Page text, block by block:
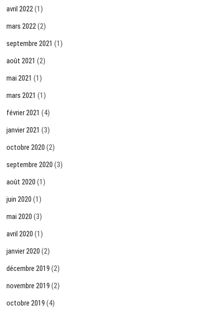
avril 2022(1)
mars 2022(2)
septembre 2021 (1)
août 2021 (2)
mai 2021 (1)
mars 2021 (1)
février 2021 (4)
janvier 2021 (3)
octobre 2020 (2)
septembre 2020 (3)
août 2020 (1)
juin 2020 (1)
mai 2020 (3)
avril 2020 (1)
janvier 2020 (2)
décembre 2019 (2)
novembre 2019 (2)
octobre 2019 (4)